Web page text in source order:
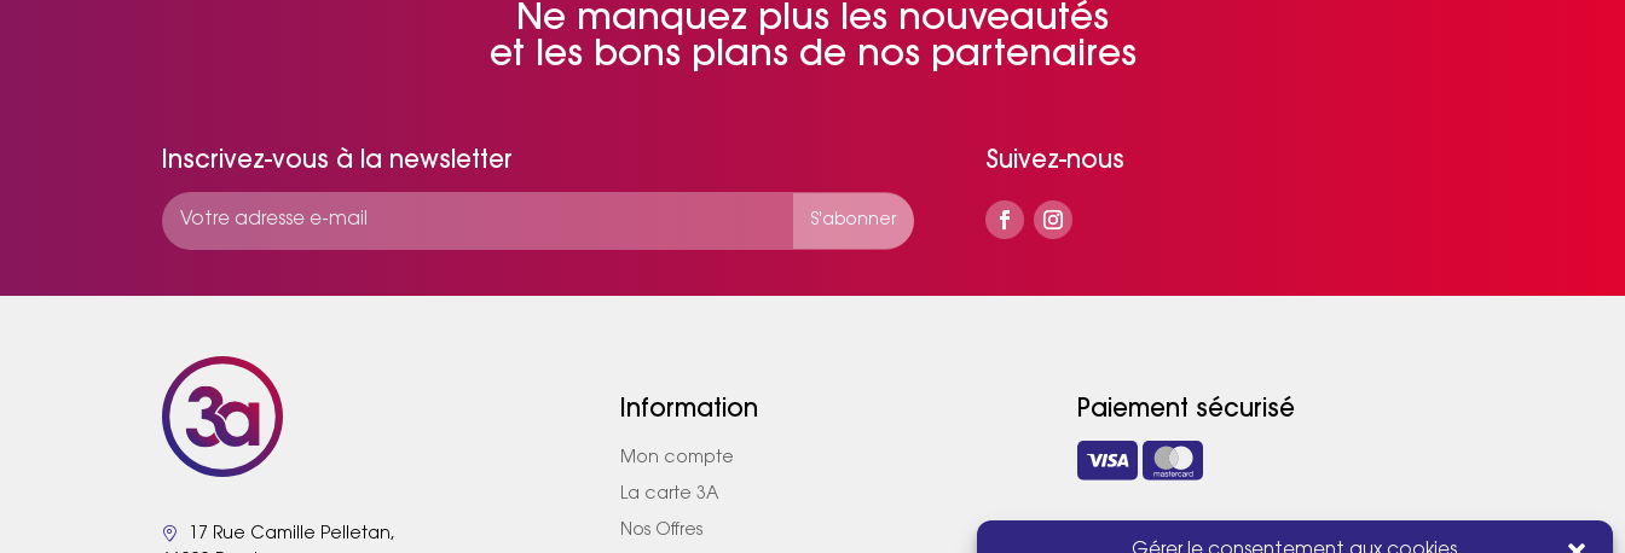
Ne manquez plus les nouveautés
et les bons plans de nos partenaires
Inscrivez-vous à la newsletter Suivez-nous
17 Rue Camille Pelletan,
Information
Mon compte
La carte 3A
Nos Offres
Paiement sécurisé
La carte 3A vous est proposée par